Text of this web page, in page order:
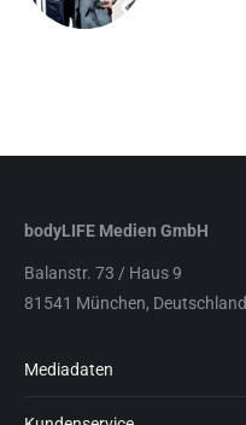
bodyLIFE Medien GmbH
Balanstr. 73 / Haus 9
81541 München, Deutschland
Mediadaten